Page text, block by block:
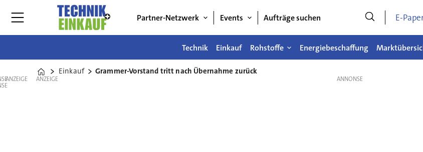
Partner-Netzwerk Events Aufträge suchen E-
Technik Einkauf Rohstoffe Energiebeschaffung
Home
Einkauf Grammer-Vorstand tritt nach Übernahme zurück
ANZEIGE ANZEIGE